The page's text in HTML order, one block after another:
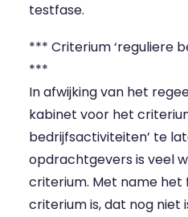
testfase.
*** Criterium ‘reguliere
***
In afwijking van het
kabinet voor het
bedrijfsactiviteiten’ te
opdrachtgevers is veel
criterium. Met name het
criterium is, dat nog niet